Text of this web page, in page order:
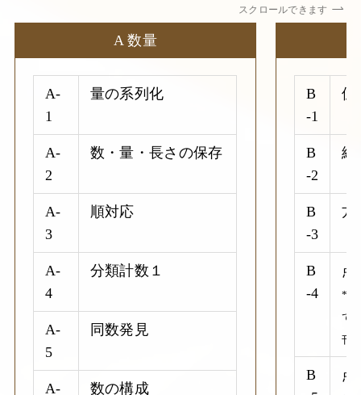
スクロールできます
A 数量
A-
1
量の系列化
A-
2
数・量・長さの保存
A-
3
順対応
A-
4
分類計数１
A-
5
同数発見
A-
数の構成
B
-1
位
B
-2
線
B
-3
方
B
-4
点
*点
て
刊
B
点